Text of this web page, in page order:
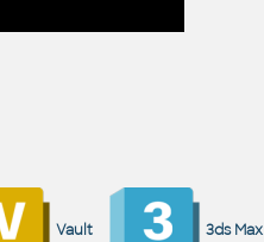
Vault 3ds Max